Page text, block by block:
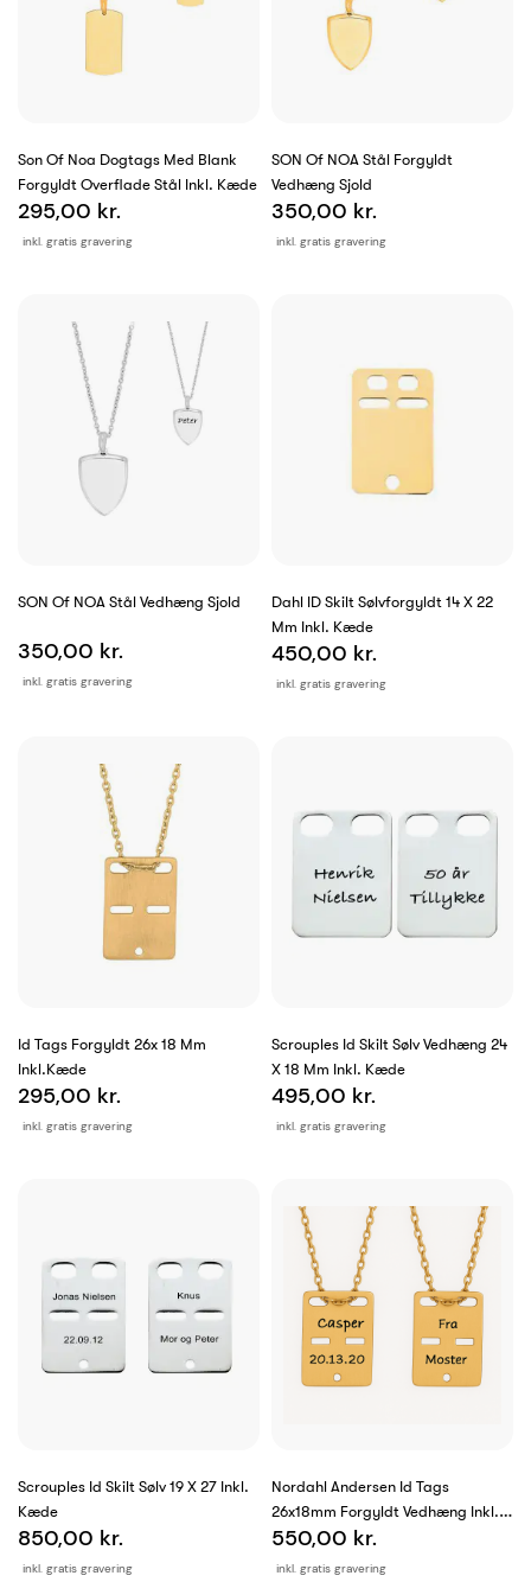
Son Of Noa Dogtags Med Blank
Forgyldt Overflade Stål Inkl. Kæde
inkl. gratis gravering
295,00 kr.
SON Of NOA Stål Forgyldt
Vedhæng Sjold
inkl. gratis gravering
350,00 kr.
SON Of NOA Stål Vedhæng Sjold
inkl. gratis gravering
350,00 kr.
Dahl ID Skilt Sølvforgyldt 14 X 22
Mm Inkl. Kæde
inkl. gratis gravering
450,00 kr.
Id Tags Forgyldt 26x 18 Mm
Inkl.kæde
inkl. gratis gravering
295,00 kr.
Scrouples Id Skilt Sølv Vedhæng 24
X 18 Mm Inkl. Kæde
inkl. gratis gravering
495,00 kr.
Scrouples Id Skilt Sølv 19 X 27 Inkl.
Kæde
inkl. gratis gravering
850,00 kr.
Nordahl Andersen Id Tags
26x18mm Forgyldt Vedhæng Inkl.
Kæde
inkl. gratis gravering
550,00 kr.